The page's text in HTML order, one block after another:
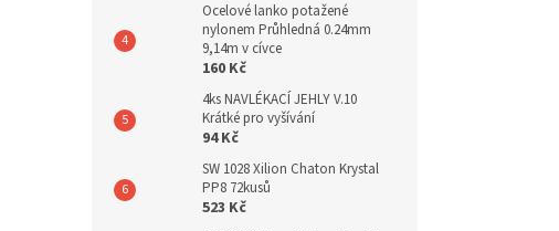
Ocelové lanko potažené
nylonem Průhledná 0.24mm
9,14m v cívce
160 Kč
4ks NAVLÉKACÍ JEHLY V.10
Krátké pro vyšívání
94 Kč
SW 1028 Xilion Chaton Krystal
PP8 72kusů
523 Kč